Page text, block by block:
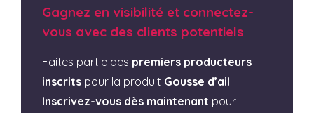
Gagnez en visibilité et connectez-
vous avec des clients potentiels
Faites partie des premiers producteurs
inscrits pour la produit Gousse d’ail.
Inscrivez-vous dès maintenant pour